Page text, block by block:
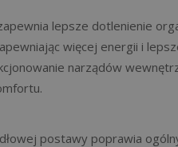
lepsze dotlenienie
więcej energii i
narządów
postawy poprawia